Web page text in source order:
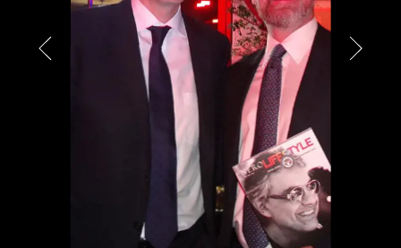
PARTNER
CHARITY
CHAMPAGNE